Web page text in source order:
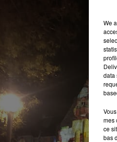
We
data
mes
ce
bas